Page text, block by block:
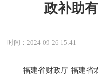
政补助
时间：2024-09-26 15:41
福建省财政厅 福建省农